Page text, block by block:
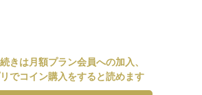
きは月額プラン会員への加入、
でコイン購入をすると読めます